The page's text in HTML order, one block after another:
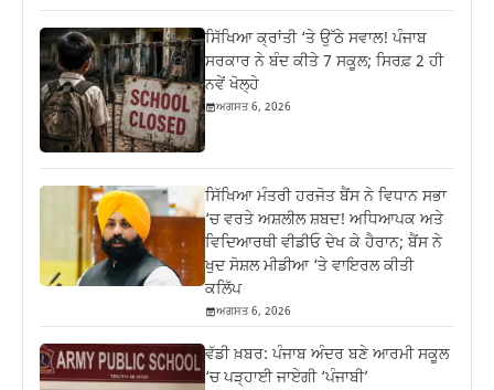
ਸਿੱਖਿਆ ਕ੍ਰਾਂਤੀ ‘ਤੇ ਉੱਠੇ ਸਵਾਲ! ਪੰਜਾਬ
ਸਰਕਾਰ ਨੇ ਬੰਦ ਕੀਤੇ 7 ਸਕੂਲ; ਸਿਰਫ਼ 2 ਹੀ
ਨਵੇਂ ਖੋਲ੍ਹੇ
ਅਗਸਤ 6, 2026
ਸਿੱਖਿਆ ਮੰਤਰੀ ਹਰਜੋਤ ਬੈਂਸ ਨੇ ਵਿਧਾਨ ਸਭਾ
‘ਚ ਵਰਤੇ ਅਸ਼ਲੀਲ ਸ਼ਬਦ! ਅਧਿਆਪਕ ਅਤੇ
ਵਿਦਿਆਰਥੀ ਵੀਡੀਓ ਦੇਖ ਕੇ ਹੈਰਾਨ; ਬੈਂਸ ਨੇ
ਖੁਦ ਸੋਸ਼ਲ ਮੀਡੀਆ ‘ਤੇ ਵਾਇਰਲ ਕੀਤੀ
ਕਲਿੱਪ
ਅਗਸਤ 6, 2026
ਵੱਡੀ ਖ਼ਬਰ: ਪੰਜਾਬ ਅੰਦਰ ਬਣੇ ਆਰਮੀ ਸਕੂਲ
‘ਚ ਪੜ੍ਹਾਈ ਜਾਏਗੀ ‘ਪੰਜਾਬੀ’